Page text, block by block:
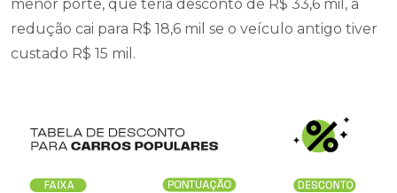
menor porte, que teria desconto de R$ 33,6 mil, a
redução cai para R$ 18,6 mil se o veículo antigo tiver
custado R$ 15 mil.